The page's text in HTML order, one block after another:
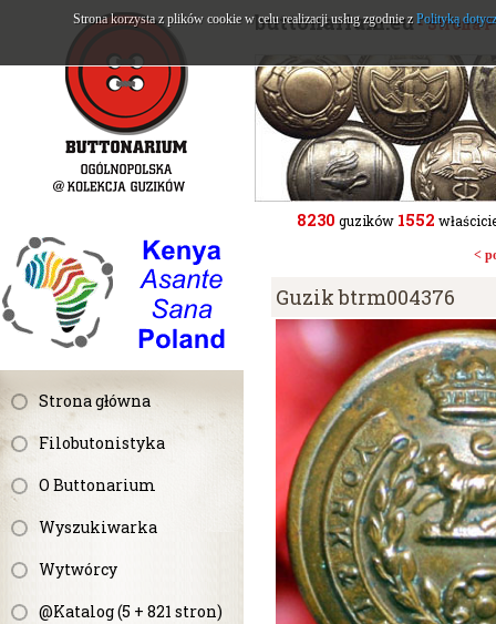
Strona główna
Filobutonistyka
O Buttonarium
Wyszukiwarka
Wytwórcy
@Katalog (5 + 821 stron)
buttonarium.eu- Strona
8230 guzików 1552
<
Guzik btrm004376
Strona korzysta z plików cookie w celu realizacji usług zgodnie z Polityką